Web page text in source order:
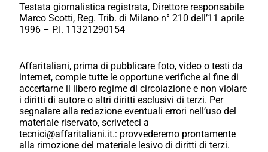
Testata giornalistica registrata, Direttore responsabile
Marco Scotti, Reg. Trib. di Milano n° 210 dell’11 aprile
1996 – P.I. 11321290154
Affaritaliani, prima di pubblicare foto, video o testi da
internet, compie tutte le opportune verifiche al fine di
accertarne il libero regime di circolazione e non violare
i diritti di autore o altri diritti esclusivi di terzi. Per
segnalare alla redazione eventuali errori nell’uso del
materiale riservato, scriveteci a
tecnici@affaritaliani.it.: provvederemo prontamente
alla rimozione del materiale lesivo di diritti di terzi.